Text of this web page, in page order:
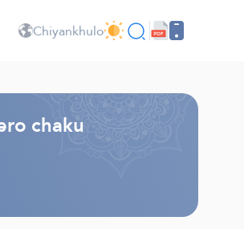
Chiyankhulo
chaku